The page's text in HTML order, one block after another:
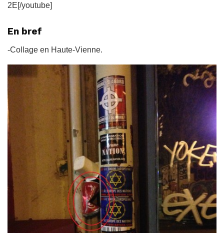
2E[/youtube]
En bref
-Collage en Haute-Vienne.